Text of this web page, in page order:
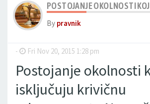
POSTOJANJE OKOLNOSTI
By pravnik
- Fri Nov 20, 2015 1:28 pm
Postojanje okolnosti
isključuju krivičnu